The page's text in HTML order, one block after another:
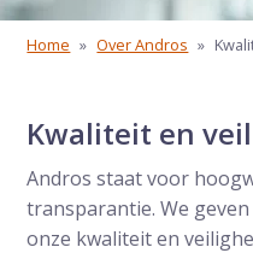
Home » Over Andros »
Kwaliteit en
Andros staat voor
transparantie. We
onze kwaliteit en